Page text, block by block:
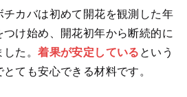
チカバは初めて開花を観測した年
け始め、開花初年から断続的に
した。着果が安定している という
ても安心できる材料です。